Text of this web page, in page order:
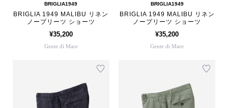
BRIGLIA1949
BRIGLIA 1949 MALIBU リネン
ノープリーツ ショーツ
¥35,200
Gente di Mare
BRIGLIA1949
BRIGLIA 1949 MALIBU リネン
ノープリーツ ショーツ
¥35,200
Gente di Mare